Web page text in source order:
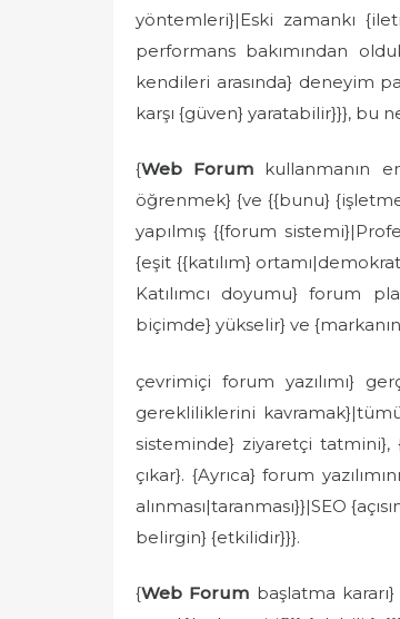
yöntemleri}|Eski zamankı
performans bakımından
kendileri arasında} deneyim
karşı {güven} yaratabilir}}}, bu
{Web Forum kullanmanın
öğrenmek} {ve {{bunu}
yapılmış {{forum
{eşit {{katılım}
Katılımcı doyumu} forum
biçimde} yükselir} ve
çevrimiçi forum yazılımı}
gerekliliklerini
sisteminde} ziyaretçi
çıkar}. {Ayrıca} forum
alınması|taranması}}|SEO
belirgin} {etkilidir}}}.
{Web Forum başlatma